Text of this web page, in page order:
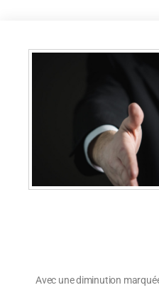
Avec une diminution